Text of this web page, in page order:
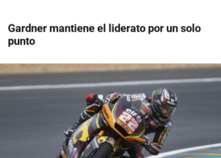
Gardner mantiene el liderato por un solo
punto